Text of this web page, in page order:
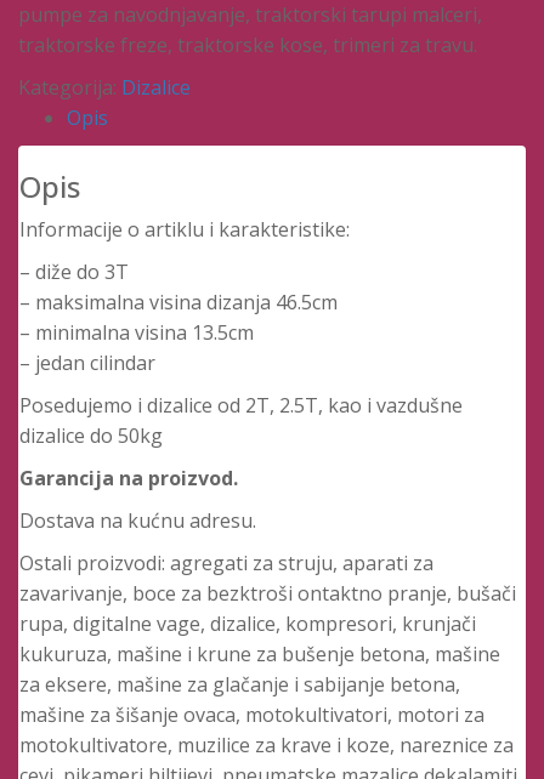
pumpe za navodnjavanje, traktorski tarupi malceri,
traktorske freze, traktorske kose, trimeri za travu.
Kategorija: Dizalice
Opis
Opis
Informacije o artiklu i karakteristike:
– diže do 3T
– maksimalna visina dizanja 46.5cm
– minimalna visina 13.5cm
– jedan cilindar
Posedujemo i dizalice od 2T, 2.5T, kao i vazdušne
dizalice do 50kg
Garancija na proizvod.
Dostava na kućnu adresu.
Ostali proizvodi: agregati za struju, aparati za
zavarivanje, boce za bezktroši ontaktno pranje, bušači
rupa, digitalne vage, dizalice, kompresori, krunjači
kukuruza, mašine i krune za bušenje betona, mašine
za eksere, mašine za glačanje i sabijanje betona,
mašine za šišanje ovaca, motokultivatori, motori za
motokultivatore, muzilice za krave i koze, nareznice za